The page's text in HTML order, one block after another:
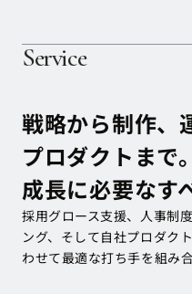
Service
戦略から制作、
プロダクトまで。
成長に必要なす
採用グロース支援、人事制
ング、 そして自社プロダク
わせて最適な打ち手を組み